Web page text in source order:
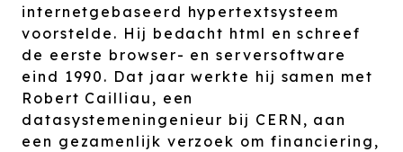
internetgebaseerd hypertextsysteem
voorstelde. Hij bedacht html en schreef
de eerste browser- en serversoftware
eind 1990. Dat jaar werkte hij samen met
Robert Cailliau, een
datasystemeningenieur bij CERN, aan
een gezamenlijk verzoek om financiering,